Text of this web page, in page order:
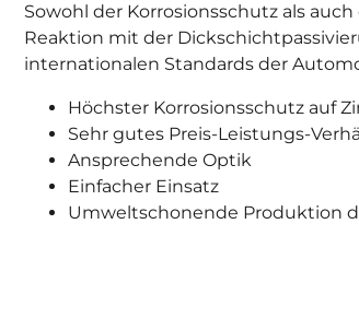
Sowohl der Korrosionsschutz als
Reaktion mit der
internationalen Standards der
Höchster Korrosionsschutz auf
Sehr gutes Preis-Leistungs-
Ansprechende Optik
Einfacher Einsatz
Umweltschonende Produktion